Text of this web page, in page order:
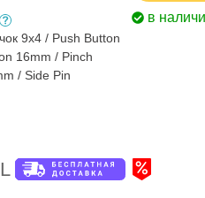
9x4 / Push Button
16mm / Pinch
/ Side Pin
в